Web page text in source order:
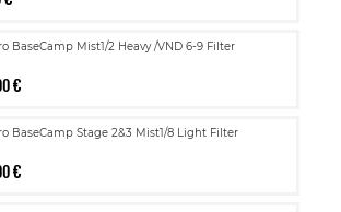
BaseCamp Mist1/2 Heavy /VND 6-9 Filter
€
BaseCamp Stage 2&3 Mist1/8 Light Filter
€